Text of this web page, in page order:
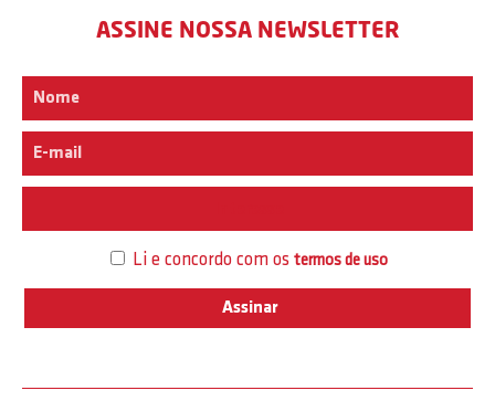
ASSINE NOSSA NEWSLETTER
Li e concordo com os termos de uso